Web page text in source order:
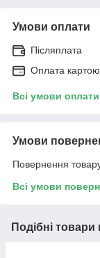
Умови оплати
Післяплата
Оплата
Всі умови оплати
Умови
Повернення
Всі умови
Подібні товари